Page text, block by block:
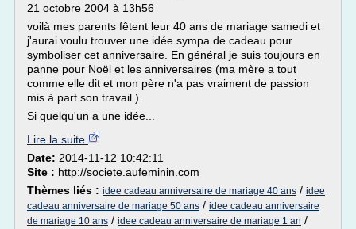
21 octobre 2004 à 13h56
voilà mes parents fêtent leur 40 ans de mariage samedi et
j'aurai voulu trouver une idée sympa de cadeau pour
symboliser cet anniversaire. En général je suis toujours en
panne pour Noël et les anniversaires (ma mère a tout
comme elle dit et mon père n'a pas vraiment de passion
mis à part son travail ).
Si quelqu'un a une idée...
Lire la suite
Date: 2014-11-12 10:42:11
Site : http://societe.aufeminin.com
Thèmes liés : idee cadeau anniversaire de mariage 40 ans / idee
cadeau anniversaire de mariage 50 ans / idee cadeau anniversaire
de mariage 10 ans / idee cadeau anniversaire de mariage 1 an /